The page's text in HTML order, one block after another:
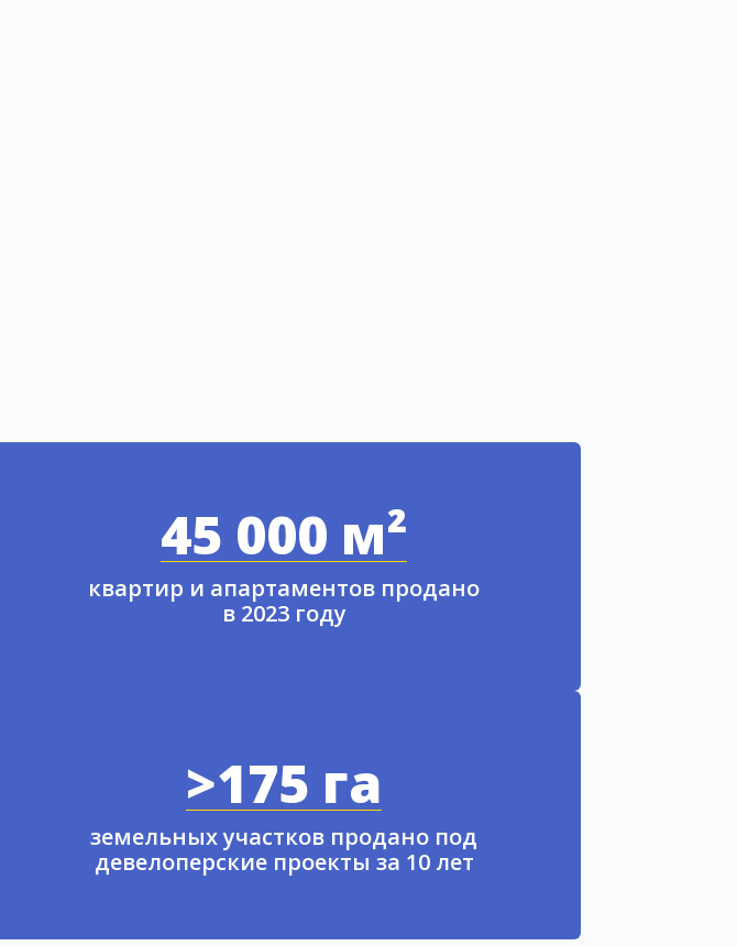
45 000 м²
квартир и апартаментов продано
в 2023 году
>175 га
земельных участков продано под
девелоперские проекты за 10 лет